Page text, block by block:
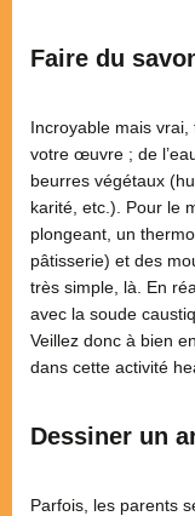
Faire du
Incroyable mais
votre œuvre ; de
beurres végétaux
karité, etc.). Pour le
plongeant, un
pâtisserie) et des
très simple, là. En
avec la soude
Veillez donc à bien
dans cette activité
Dessiner un
Parfois, les parents